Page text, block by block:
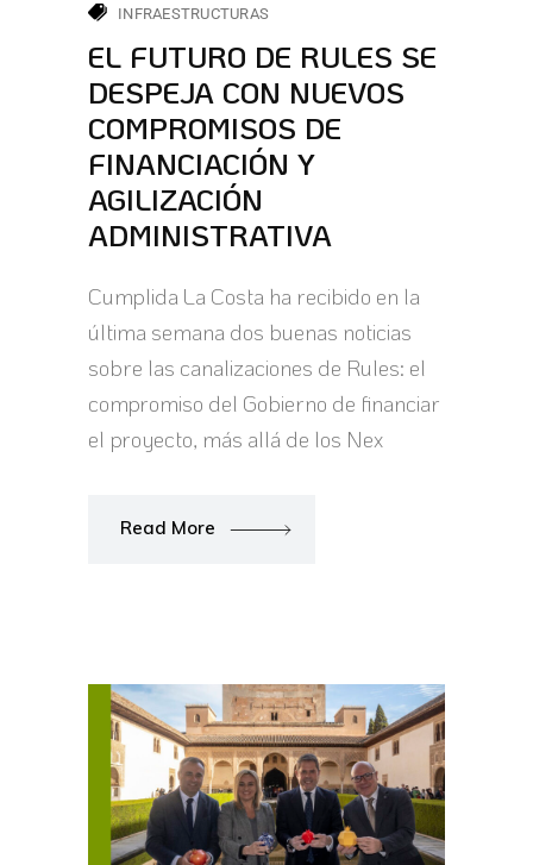
INFRAESTRUCTURAS
EL FUTURO DE RULES SE
DESPEJA CON NUEVOS
COMPROMISOS DE
FINANCIACIÓN Y
AGILIZACIÓN
ADMINISTRATIVA
Cumplida La Costa ha recibido en la
última semana dos buenas noticias
sobre las canalizaciones de Rules: el
compromiso del Gobierno de financiar
el proyecto, más allá de los Nex
Read More